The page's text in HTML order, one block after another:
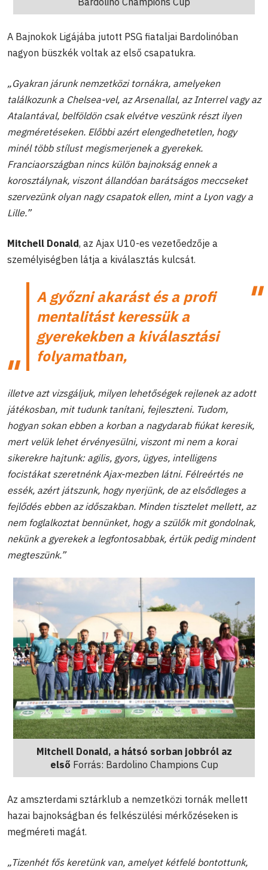
A Bajnokok Ligájába jutott PSG fiataljai Bardolinóban
nagyon büszkék voltak az első csapatukra.
„Gyakran járunk nemzetközi tornákra, amelyeken
találkozunk a Chelsea-vel, az Arsenallal, az Interrel vagy az
Atalantával, belföldön csak elvétve veszünk részt ilyen
megméretéseken. Előbbi azért elengedhetetlen, hogy
minél több stílust megismerjenek a gyerekek.
Franciaországban nincs külön bajnokság ennek a
korosztálynak, viszont állandóan barátságos meccseket
szervezünk olyan nagy csapatok ellen, mint a Lyon vagy a
Lille.”
Mitchell Donald, az Ajax U10-es vezetőedzője a
személyiségben látja a kiválasztás kulcsát.
A győzni akarást és a profi
mentalitást keressük a
gyerekekben a kiválasztási
folyamatban,
illetve azt vizsgáljuk, milyen lehetőségek rejlenek az adott
játékosban, mit tudunk tanítani, fejleszteni. Tudom,
hogyan sokan ebben a korban a nagydarab fiúkat keresik,
mert velük lehet érvényesülni, viszont mi nem a korai
sikerekre hajtunk: agilis, gyors, ügyes, intelligens
focistákat szeretnénk Ajax-mezben látni. Félreértés ne
essék, azért játszunk, hogy nyerjünk, de az elsődleges a
fejlődés ebben az időszakban. Minden tisztelet mellett, az
nem foglalkoztat bennünket, hogy a szülők mit gondolnak,
nekünk a gyerekek a legfontosabbak, értük pedig mindent
megteszünk.”
Mitchell Donald, a hátsó sorban jobbról az
első Forrás: Bardolino Champions Cup
Az amszterdami sztárklub a nemzetközi tornák mellett
hazai bajnokságban és felkészülési mérkőzéseken is
megméreti magát.
„Tizenhét fős keretünk van, amelyet kétfelé bontottunk,